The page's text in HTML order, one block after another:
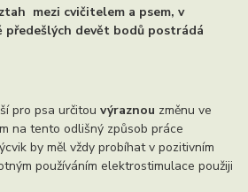
mezi cvičitelem a psem, v
předešlých devět bodů postrádá
pro psa určitouvýraznou změnu ve
na tento odlišný způsob práce
by měl vždy probíhat v pozitivním
používáním elektrostimulace použiji